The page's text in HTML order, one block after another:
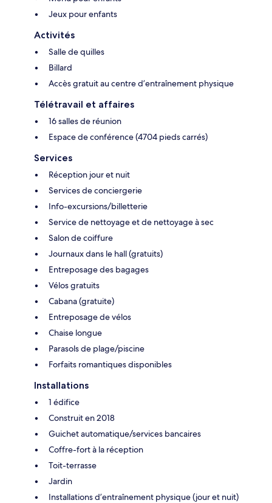
Jeux pour enfants
Activités
Salle de quilles
Billard
Accès gratuit au centre d’entraînement physique
Télétravail et affaires
16 salles de réunion
Espace de conférence (4704 pieds carrés)
Services
Réception jour et nuit
Services de conciergerie
Info-excursions/billetterie
Service de nettoyage et de nettoyage à sec
Salon de coiffure
Journaux dans le hall (gratuits)
Entreposage des bagages
Vélos gratuits
Cabana (gratuite)
Entreposage de vélos
Chaise longue
Parasols de plage/piscine
Forfaits romantiques disponibles
Installations
1 édifice
Construit en 2018
Guichet automatique/services bancaires
Coffre-fort à la réception
Toit-terrasse
Jardin
Installations d’entraînement physique (jour et nuit)